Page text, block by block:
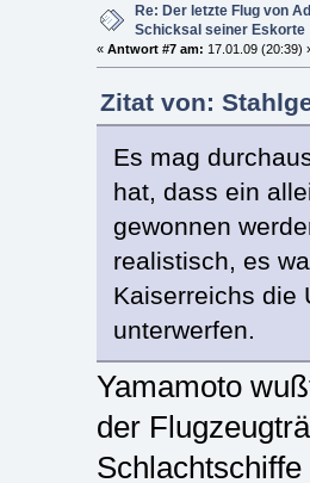
Re: Der letzte Flug von
Schicksal seiner Eskorte
« Antwort #7 am: 17.01.09 (20:39)
Zitat von:
Es mag
hat, dass ein
gewonnen
realistisch, es
Kaiserreichs die
unterwerfen.
Yamamoto
der